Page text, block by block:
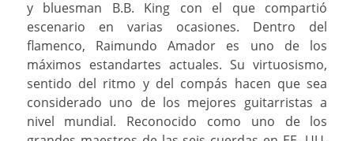
y bluesman B.B. King con el que compartió
escenario en varias ocasiones. Dentro del
flamenco, Raimundo Amador es uno de los
máximos estandartes actuales. Su virtuosismo,
sentido del ritmo y del compás hacen que sea
considerado uno de los mejores guitarristas a
nivel mundial. Reconocido como uno de los